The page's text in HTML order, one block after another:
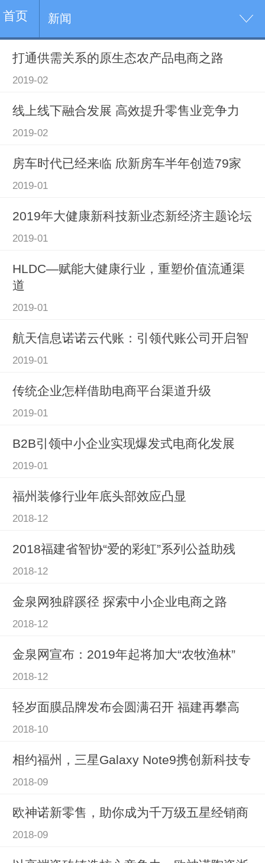
首页 新闻
打通供需关系的原生态农产品电商之路
2019-02
线上线下融合发展 高效提升零售业竞争力
2019-02
房车时代已经来临 欣新房车半年创造79家
2019-01
2019年大健康新科技新业态新经济主题论坛
2019-01
HLDC—赋能大健康行业，重塑价值流通渠
道
2019-01
航天信息诺诺云代账：引领代账公司开启智
2019-01
传统企业怎样借助电商平台渠道升级
2019-01
B2B引领中小企业实现爆发式电商化发展
2019-01
福州装修行业年底头部效应凸显
2018-12
2018福建省智协“爱的彩虹”系列公益助残
2018-12
金泉网独辟蹊径 探索中小企业电商之路
2018-12
金泉网宣布：2019年起将加大“农牧渔林”
2018-12
轻岁面膜品牌发布会圆满召开 福建再攀高
2018-10
相约福州，三星Galaxy Note9携创新科技专
2018-09
欧神诺新零售，助你成为千万级五星经销商
2018-09